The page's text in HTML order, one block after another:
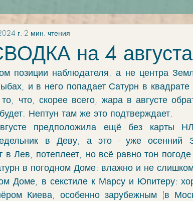
как единое целое
гороскоп элекции зодиак
моделирование ректификация
руны
на 4 августа
г. 2 мин. чтения
позиции наблюдателя, а не центра
и в него попадает Сатурн в квадрате
что, скорее всего, жара в августе
Нептун там же это подтверждает.
предположила ещё без карты
в Деву, а это - уже осенний
в Лев, потеплеет, но всё равно тон
в погодном Доме: влажно и не
Доме, в секстиле к Марсу и Юпитеру:
Киева, особенно зарубежным (в